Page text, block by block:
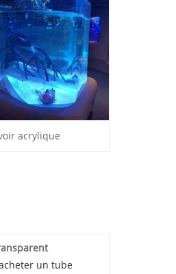
acrylique
un tube